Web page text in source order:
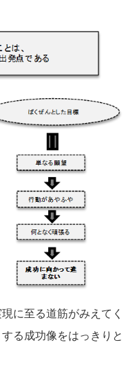
に至る道筋がみえてく
る成功像をはっきりと